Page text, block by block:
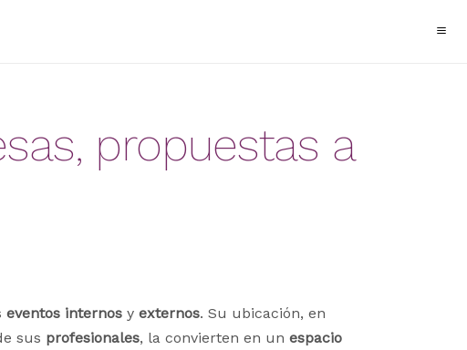
propuestas a
eventos internos y externos. Su ubicación, en
sus profesionales, la convierten en un espacio